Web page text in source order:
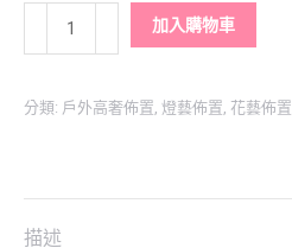
紅
泡
園
加入購物車
分類: 戶外高奢佈置, 燈藝佈置, 花藝佈置
描述